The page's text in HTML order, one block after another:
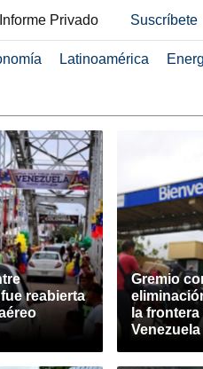
Informe Privado Suscríbete
Latinoamérica
reabierta
Gremio
la
Venezuela